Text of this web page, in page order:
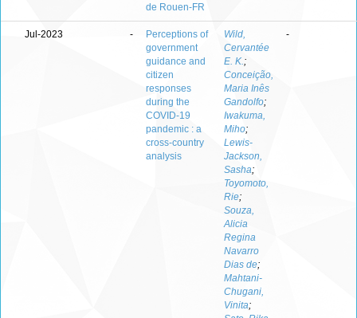
de Rouen-FR
Jul-2023 -
Perceptions of
government
guidance and
citizen
responses
during the
COVID-19
pandemic : a
cross-country
analysis
Wild,
Cervantée
E. K.;
Conceição,
Maria Inês
Gandolfo;
Iwakuma,
Miho;
Lewis-
Jackson,
Sasha;
Toyomoto,
Rie;
Souza,
Alicia
Regina
Navarro
Dias de;
Mahtani-
Chugani,
Vinita;
-